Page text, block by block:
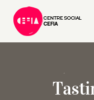
Passer
contenu
Qui